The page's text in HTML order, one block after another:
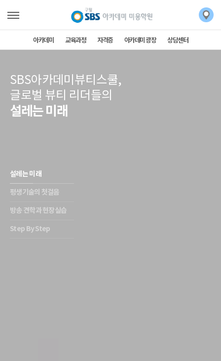
아카데미 교육과정 자격증 아카데미 광장 상담센터
SBS아카데미뷰티스쿨,
글로벌 뷰티 리더들의
설레는 미래
설레는 미래
평생기술의 첫걸음
방송 견학과 현장실습
Step By Step